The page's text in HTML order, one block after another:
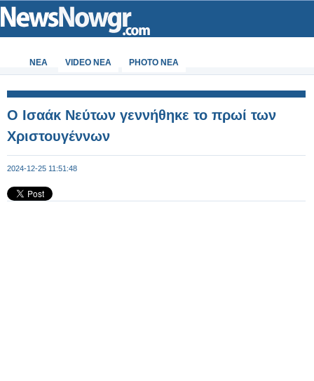
ΝΕΑ VIDEO NEA PHOTO NEA
Ο Ισαάκ Νεύτων γεννήθηκε το πρωί των
Χριστουγέννων
2024-12-25 11:51:48